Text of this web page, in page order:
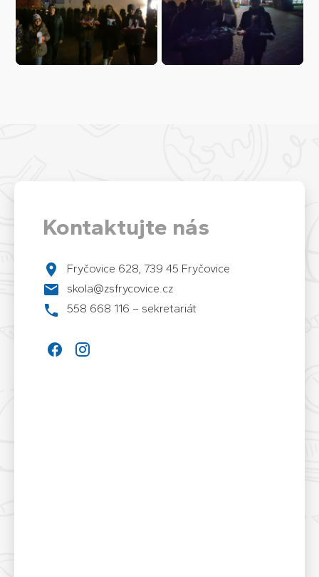
Kontaktujte nás
Fryčovice 628, 739 45 Fryčovice
skola@zsfrycovice.cz
558 668 116 – sekretariát